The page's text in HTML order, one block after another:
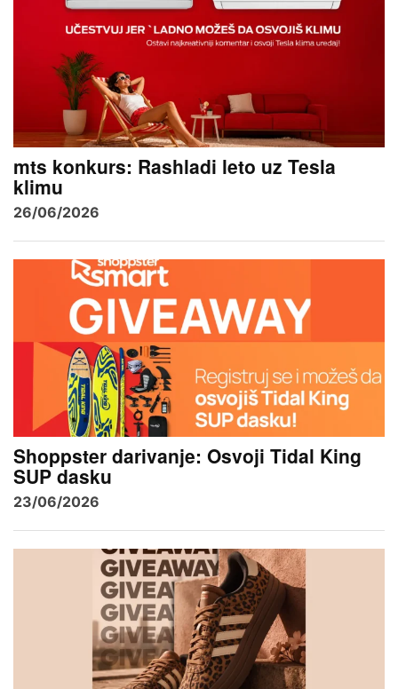
mts konkurs: Rashladi leto uz Tesla
klimu
26/06/2026
Shoppster darivanje: Osvoji Tidal King
SUP dasku
23/06/2026